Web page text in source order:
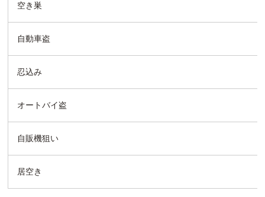
空き巣
自動車盗
忍込み
オートバイ盗
自販機狙い
居空き